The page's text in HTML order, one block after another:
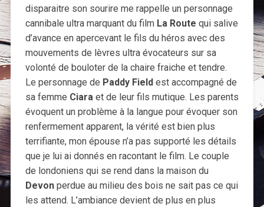
disparaitre son sourire me rappelle un personnage
cannibale ultra marquant du film La Route qui salive
d’avance en apercevant le fils du héros avec des
mouvements de lèvres ultra évocateurs sur sa
volonté de bouloter de la chaire fraiche et tendre.
Le personnage de Paddy Field est accompagné de
sa femme Ciara et de leur fils mutique. Les parents
évoquent un problème à la langue pour évoquer son
renfermement apparent, la vérité est bien plus
terrifiante, mon épouse n’a pas supporté les détails
que je lui ai donnés en racontant le film. Le couple
de londoniens qui se rend dans la maison du
Devon perdue au milieu des bois ne sait pas ce qui
les attend. L’ambiance devient de plus en plus